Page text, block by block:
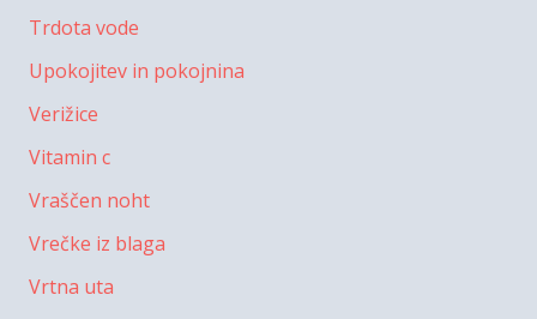
Trdota vode
Upokojitev in pokojnina
Verižice
Vitamin c
Vraščen noht
Vrečke iz blaga
Vrtna uta